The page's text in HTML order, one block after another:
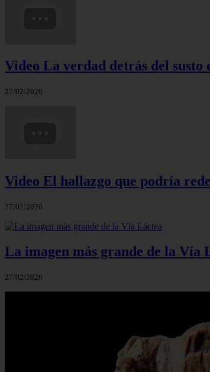
Video La verdad detrás del susto
27/02/2026
Video El hallazgo que podría
27/02/2026
La imagen más grande de la Vía
27/02/2026